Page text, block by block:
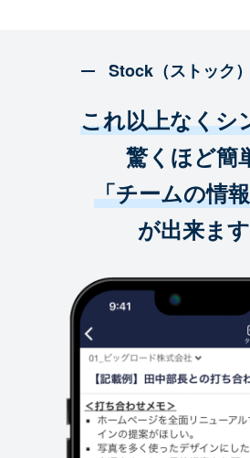
Stock（ストック
これ以上なくシ
驚くほど簡
「チームの情
が出来ます